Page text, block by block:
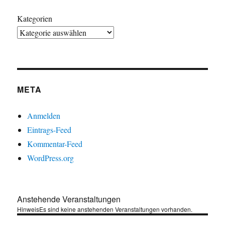
Kategorien
META
Anmelden
Eintrags-Feed
Kommentar-Feed
WordPress.org
Anstehende Veranstaltungen
HinweisEs sind keine anstehenden Veranstaltungen vorhanden.